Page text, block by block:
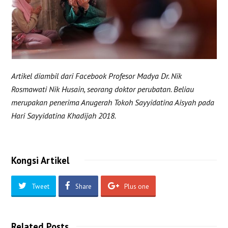
Artikel diambil dari Facebook Profesor Madya Dr. Nik
Rosmawati Nik Husain, seorang doktor perubatan. Beliau
merupakan penerima Anugerah Tokoh Sayyidatina Aisyah pada
Hari Sayyidatina Khadijah 2018.
Kongsi Artikel
Tweet Share Plus one